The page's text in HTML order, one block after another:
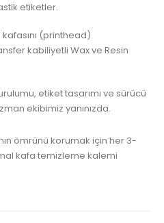
etiketler.
kafasını (printhead)
kabiliyetli Wax ve Resin
etiket tasarımı ve sürücü
ekibimiz yanınızda.
ömrünü korumak için her 3-
kafa temizleme kalemi